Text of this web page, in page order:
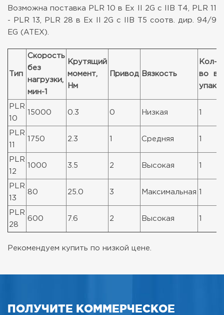
Возможна поставка PLR 10 в Ex II 2G c IIB T4, PLR 11
- PLR 13, PLR 28 в Ex II 2G c IIB T5 соотв. дир. 94/9
EG (ATEX).
Тип
Скорость
без
нагрузки,
мин-1
Крутящий
момент,
Нм
Привод Вязкость
Кол-
во в
упак.
PLR
10
15000 0.3 0 Низкая 1
PLR
11
1750 2.3 1 Средняя 1
PLR
12
1000 3.5 2 Высокая 1
PLR
13
80 25.0 3 Максимальная 1
PLR
28
600 7.6 2 Высокая 1
Рекомендуем купить по низкой цене.
ПОЛУЧИТЕ КОММЕРЧЕСКОЕ